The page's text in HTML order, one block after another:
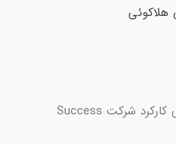
هلاکوئی
اخیرا کاربران زیادی درباره درستی کارکرد شرکت Success